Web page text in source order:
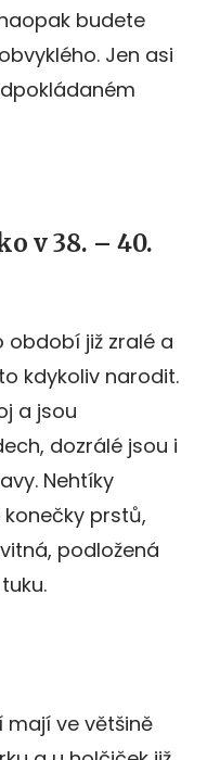
budete
Jen asi
v 38. – 40.
již zralé a
kdykoliv narodit.
a jsou
dozrálé jsou i
Nehtíky
prstů,
podložená
mají ve většině